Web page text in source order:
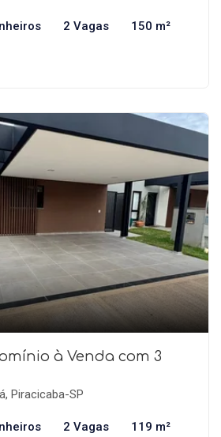
2 Vagas 150 m²
à Venda com 3
Piracicaba-SP
2 Vagas 119 m²